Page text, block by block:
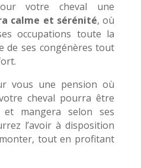
votre cheval une
calme et sérénité, où
occupations toute la
de ses congénères tout
vous une pension où
cheval pourra être
mangera selon ses
l’avoir à disposition
tout en profitant